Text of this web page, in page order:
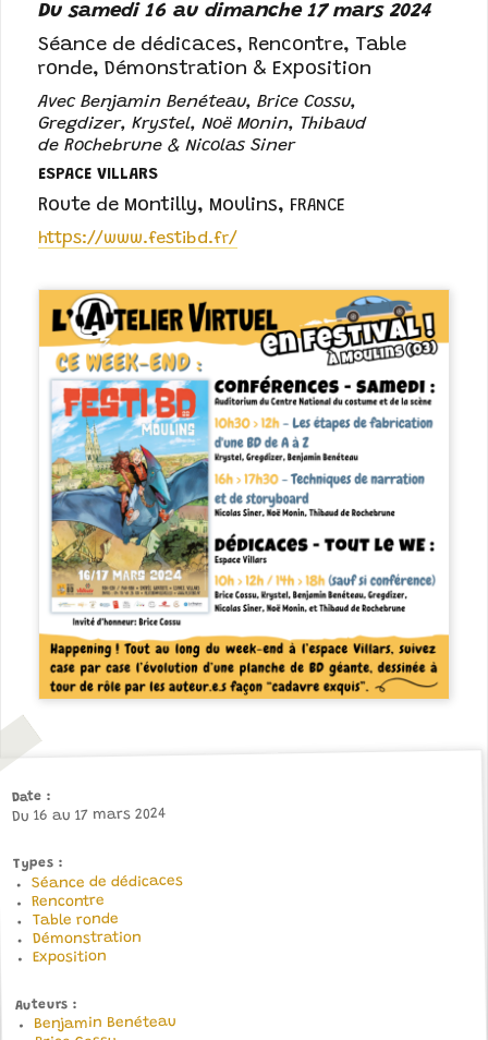
Du samedi 16 au dimanche 17 mars 2024
Séance de dédicaces, Rencontre, Table
ronde, Démonstration & Exposition
Avec Benjamin Benéteau, Brice Cossu,
Gregdizer, Krystel, Noë Monin, Thibaud
de Rochebrune & Nicolas Siner
ESPACE VILLARS
Route de Montilly, Moulins, FRANCE
https://www.festibd.fr/
Date
Du 16 au 17 mars 2024
Types
Séance de dédicaces
Rencontre
Table ronde
Démonstration
Exposition
Auteurs
Benjamin Benéteau